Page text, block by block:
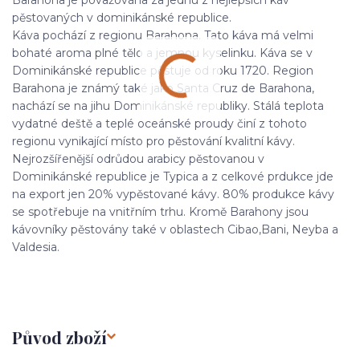
pěstovaných v dominikánské republice.
Káva pochází z regionu Barahona. Tato káva má velmi
bohaté aroma plné tělo a jemnou kyselinku. Káva se v
Dominikánské republice pěstuje od roku 1720. Region
Barahona je známý také jako Santa Cruz de Barahona,
nachází se na jihu Dominikánské republiky. Stálá teplota
vydatné deště a teplé oceánské proudy činí z tohoto
regionu vynikající místo pro pěstování kvalitní kávy.
Nejrozšířenější odrůdou arabicy pěstovanou v
Dominikánské republice je Typica a z celkové prdukce jde
na export jen 20% vypěstované kávy. 80% produkce kávy
se spotřebuje na vnitřním trhu. Kromě Barahony jsou
kávovníky pěstovány také v oblastech Cibao,Bani, Neyba a
Valdesia.
Původ zboží